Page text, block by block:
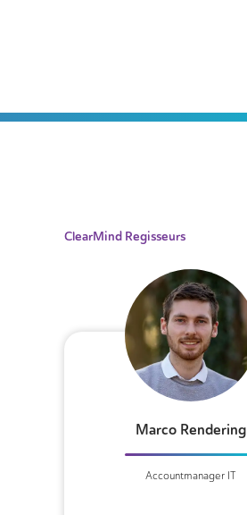
ClearMind Regisseurs
Marco Rendering
Accountmanager IT